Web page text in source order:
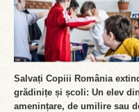
Salvați Copiii România
grădinițe și școli: Un elev
amenințare, de umilire sau